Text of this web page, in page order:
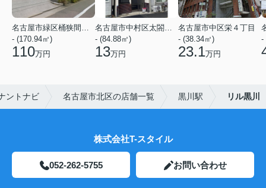
名古屋市緑区桶狭間神明
- (170.94㎡)
110万円
名古屋市中村区太閤２丁目
- (84.88㎡)
13万円
名古屋市中区栄４丁目
- (38.34㎡)
23.1万円
-
ントナビ 名古屋市北区の店舗一覧 黒川駅 リル黒川
株式会社T-スタイル
052-262-5755 お問い合わせ